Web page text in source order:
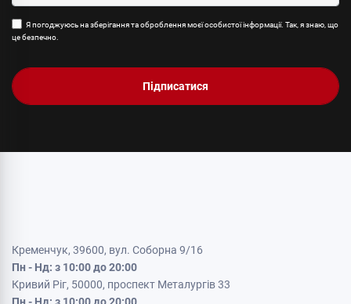
Я погоджуюсь на зберігання та оброблення моєї особистої інформації. Так, я знаю, що
це безпечно.
Підписатися